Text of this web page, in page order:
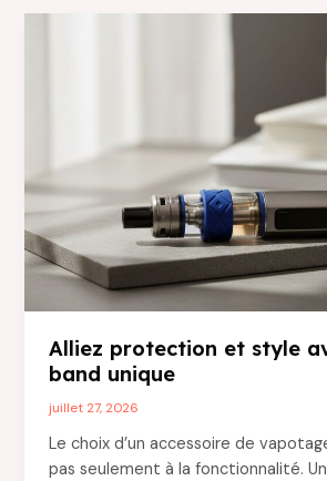
une
alimentation
saine
dès
le
départ
?
Alliez protection et style
band unique
juillet 27, 2026
Le choix d’un accessoire de
pas seulement à la fonctionnalité.